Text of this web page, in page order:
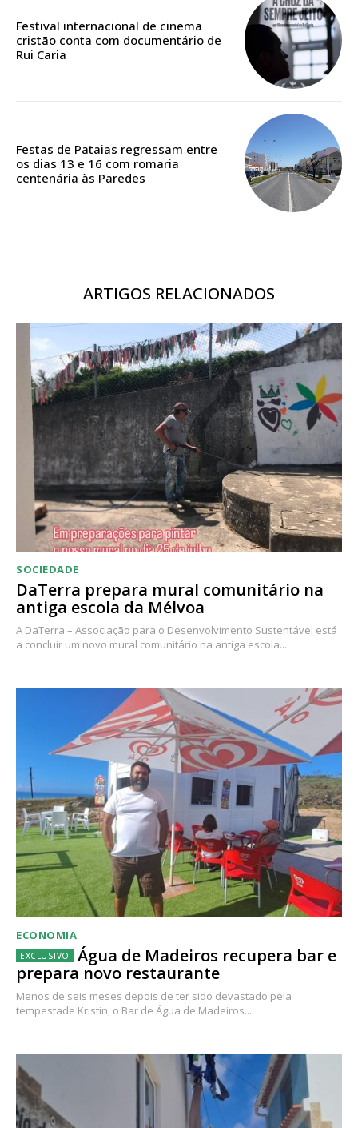
Acesso ao conteúdo online
Acesso aos conteúdos Exclusivos para
16€
12 meses
Acesso ao conteúdo online
Acesso aos conteúdos Exclusivos para
assinantes
Ofertas para assinatura anual
Escolha o plano
Festival internacional de cinema
cristão conta com documentário de
Rui Caria
Festas de Pataias regressam entre
os dias 13 e 16 com romaria
centenária às Paredes
ARTIGOS RELACIONADOS
SOCIEDADE
DaTerra prepara mural comunitário na
antiga escola da Mélvoa
A DaTerra – Associação para o Desenvolvimento Sustentável está
a concluir um novo mural comunitário na antiga escola...
ECONOMIA
Água de Madeiros recupera bar e
prepara novo restaurante
Menos de seis meses depois de ter sido devastado pela
tempestade Kristin, o Bar de Água de Madeiros...